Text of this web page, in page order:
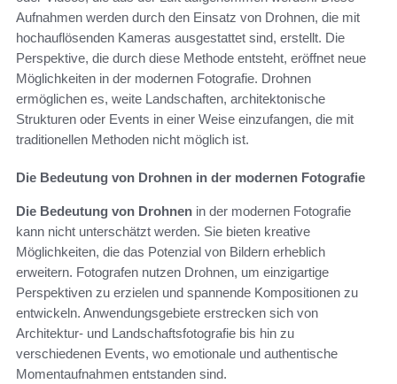
Aufnahmen werden durch den Einsatz von Drohnen, die mit
hochauflösenden Kameras ausgestattet sind, erstellt. Die
Perspektive, die durch diese Methode entsteht, eröffnet neue
Möglichkeiten in der modernen Fotografie. Drohnen
ermöglichen es, weite Landschaften, architektonische
Strukturen oder Events in einer Weise einzufangen, die mit
traditionellen Methoden nicht möglich ist.
Die Bedeutung von Drohnen in der modernen Fotografie
Die Bedeutung von Drohnen in der modernen Fotografie
kann nicht unterschätzt werden. Sie bieten kreative
Möglichkeiten, die das Potenzial von Bildern erheblich
erweitern. Fotografen nutzen Drohnen, um einzigartige
Perspektiven zu erzielen und spannende Kompositionen zu
entwickeln. Anwendungsgebiete erstrecken sich von
Architektur- und Landschaftsfotografie bis hin zu
verschiedenen Events, wo emotionale und authentische
Momentaufnahmen entstanden sind.